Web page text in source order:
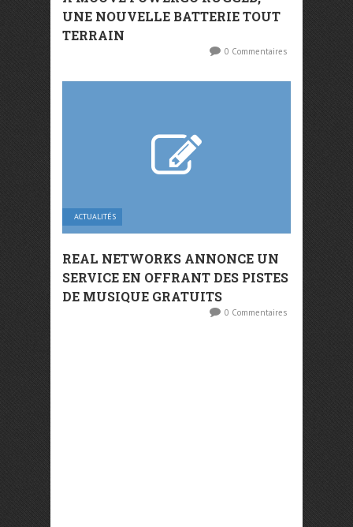
UNE NOUVELLE BATTERIE TOUT
TERRAIN
0 Commentaires
ACTUALITÉS
REAL NETWORKS ANNONCE UN
SERVICE EN OFFRANT DES PISTES
DE MUSIQUE GRATUITS
0 Commentaires